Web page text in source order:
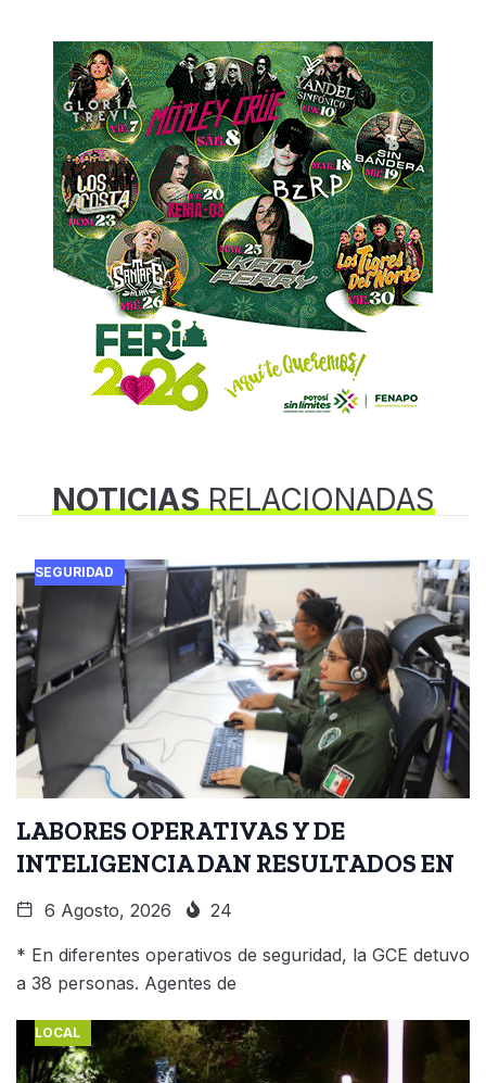
NOTICIASRELACIONADAS
SEGURIDAD
LABORES OPERATIVAS Y DE
INTELIGENCIA DAN RESULTADOS EN
6 Agosto, 2026 24
* En diferentes operativos de seguridad, la GCE detuvo
a 38 personas. Agentes de
LOCAL